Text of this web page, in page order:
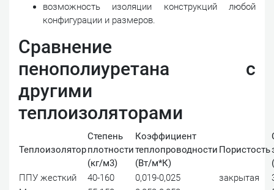
возможность изоляции конструкций любой
конфигурации и размеров.
Сравнение
пенополиуретана с
другими
теплоизоляторами
Теплоизолятор
Степень
плотности
(кг/м3)
Коэффициент
теплопроводности
(Вт/м*К)
Пористость
ППУ жесткий
40-160 0,019-0,025 закрытая